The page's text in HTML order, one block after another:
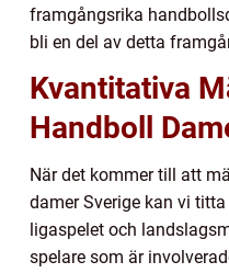
framgångsrika
bli en del av detta
Kvantitativa
Handboll
När det kommer till att
damer Sverige kan vi
ligaspelet och
spelare som är